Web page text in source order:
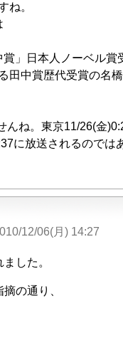
ね。
」日本人ノーベル
田中賞歴代受賞の名
ね。東京11/26(金
に放送されるのでは
12/06(月) 14:27
した。
の通り、